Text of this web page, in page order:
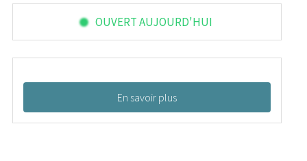
OUVERT AUJOURD'HUI
En savoir plus